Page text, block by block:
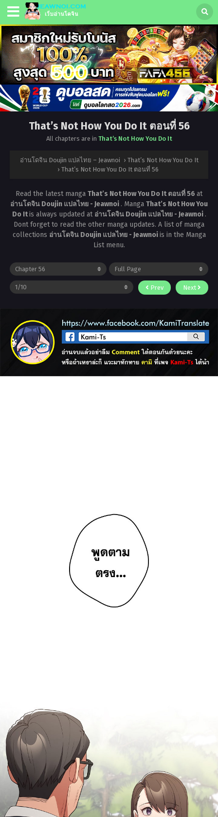
That’s Not How You Do It ตอนที่ 56
All chapters are in That’s Not How You Do It
อ่านโดจิน Doujin แปลไทย – Jeawnoi › That’s Not How You Do It
› That’s Not How You Do It ตอนที่ 56
Read the latest manga That’s Not How You Do It ตอนที่ 56 at
อ่านโดจิน Doujin แปลไทย - Jeawnoi . Manga That’s Not How You
Do Itis always updated at อ่านโดจิน Doujin แปลไทย - Jeawnoi .
Dont forget to read the other manga updates. A list of manga
collections อ่านโดจิน Doujin แปลไทย - Jeawnoiis in the Manga
List menu.
Prev Next